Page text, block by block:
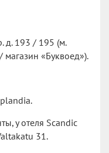
д. 193 / 195 (м.
магазин «Буквоед»).
у отеля Scandic
31.